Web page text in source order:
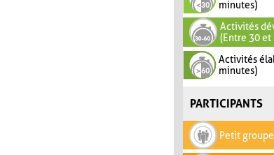
minutes)
Activités
(Entre 30
Activités
minutes)
PARTICIPANTS
Petit